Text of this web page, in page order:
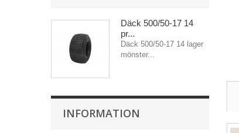
Däck 500/50-17 14
pr...
Däck 500/50-17 14 lager
mönster...
INFORMATION